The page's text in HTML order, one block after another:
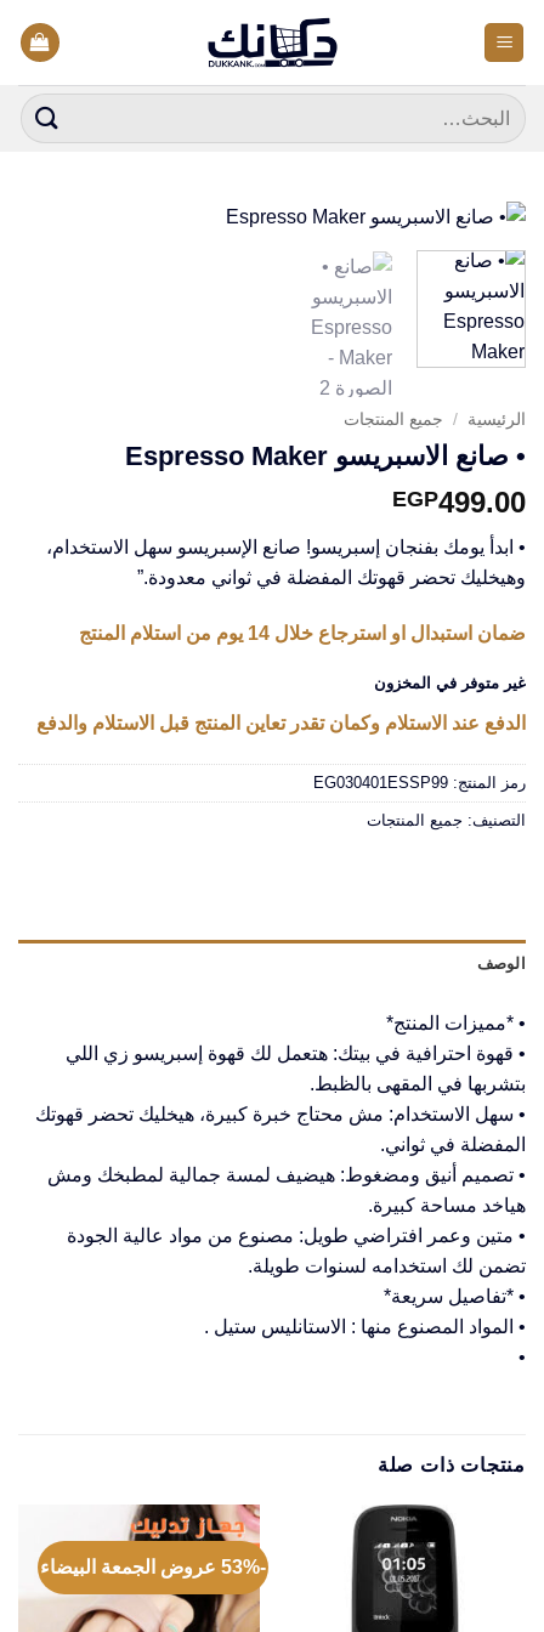
للمحتوى
البحث
عن:
الرئيسية / جميع المنتجات
• صانع الاسبريسو Espresso Maker
EGP499.00
• ابدأ يومك بفنجان إسبريسو! صانع الإسبريسو سهل الاستخدام،
وهيخليك تحضر قهوتك المفضلة في ثواني معدودة.”
ضمان استبدال او استرجاع خلال 14 يوم من استلام المنتج
غير متوفر في المخزون
الدفع عند الاستلام وكمان تقدر تعاين المنتج قبل الاستلام والدفع
رمز المنتج: EG030401ESSP99
التصنيف: جميع المنتجات
الوصف
• *مميزات المنتج*
• قهوة احترافية في بيتك: هتعمل لك قهوة إسبريسو زي اللي
بتشربها في المقهى بالظبط.
• سهل الاستخدام: مش محتاج خبرة كبيرة، هيخليك تحضر قهوتك
المفضلة في ثواني.
• تصميم أنيق ومضغوط: هيضيف لمسة جمالية لمطبخك ومش
هياخد مساحة كبيرة.
• متين وعمر افتراضي طويل: مصنوع من مواد عالية الجودة
تضمن لك استخدامه لسنوات طويلة.
• *تفاصيل سريعة*
• المواد المصنوع منها : الاستانليس ستيل .
•
منتجات ذات صلة
-53% عروض الجمعة البيضاء